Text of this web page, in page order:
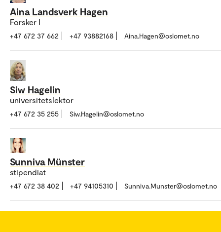
Aina Landsverk Hagen
Forsker I
+47 672 37 662 +47 93882168 Aina.Hagen@oslomet.no
Siw Hagelin
universitetslektor
+47 672 35 255 Siw.Hagelin@oslomet.no
Sunniva Münster
stipendiat
+47 672 38 402 +47 94105310 Sunniva.Munster@oslomet.no